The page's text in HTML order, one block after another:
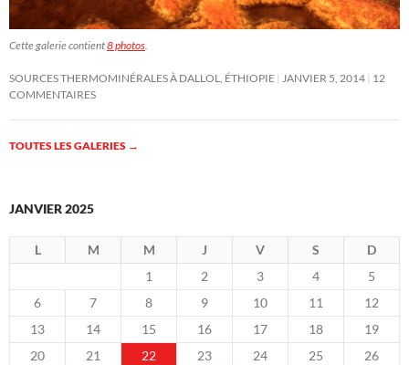
Cette galerie contient8 photos.
SOURCES THERMOMINÉRALES À DALLOL, ÉTHIOPIE JANVIER 5, 2014 12
COMMENTAIRES
TOUTES LES GALERIES →
JANVIER 2025
L M M J V S
D
1
2 3 4
5
6
7 8 9 10 11
12
13
14 15 16 17 18
19
20
21 22 23 24 25
26